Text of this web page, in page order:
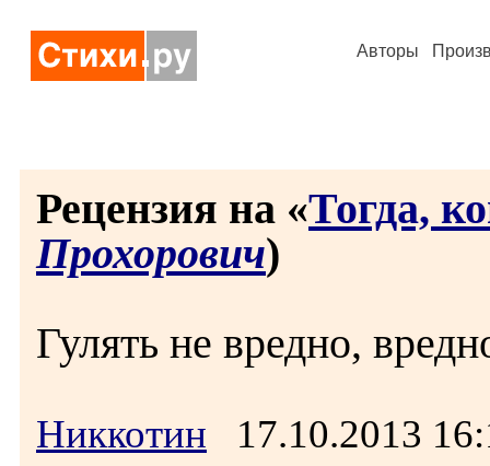
Авторы
Рецензия на «Тогда,
Прохорович)
Гулять не вредно,
Никкотин 17.10.2013